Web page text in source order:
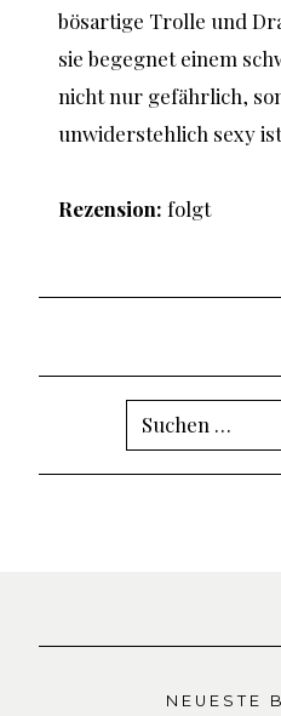
bösartige Trolle und
sie begegnet einem
nicht nur gefährlich,
unwiderstehlich sexy
Rezension: folgt
Suchen
nach:
NEUESTE